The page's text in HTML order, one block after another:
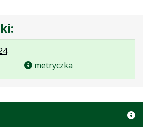
..
Rozmiar
.
Otwierametryczka